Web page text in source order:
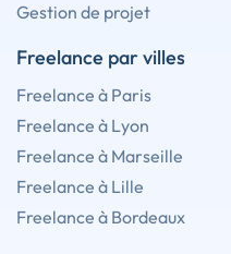
Gestion de projet
Freelance par villes
Freelance à Paris
Freelance à Lyon
Freelance à Marseille
Freelance à Lille
Freelance à Bordeaux